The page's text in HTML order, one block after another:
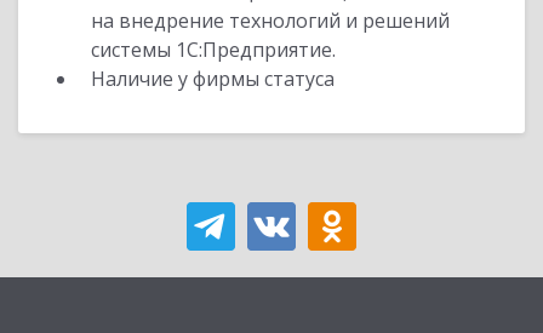
на внедрение технологий и решений
системы 1С:Предприятие.
Наличие у фирмы статуса